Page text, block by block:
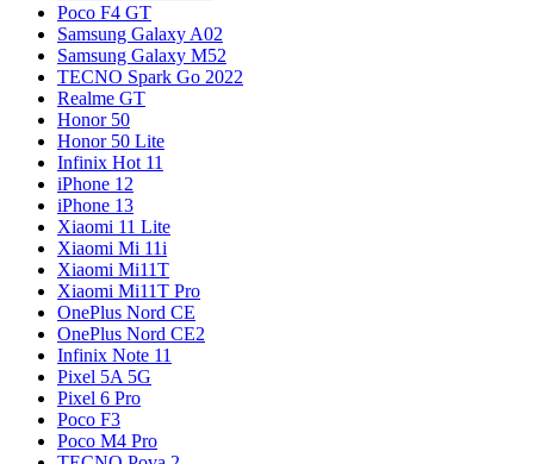
Poco F4 GT
Samsung Galaxy A02
Samsung Galaxy M52
TECNO Spark Go 2022
Realme GT
Honor 50
Honor 50 Lite
Infinix Hot 11
iPhone 12
iPhone 13
Xiaomi 11 Lite
Xiaomi Mi 11i
Xiaomi Mi11T
Xiaomi Mi11T Pro
OnePlus Nord CE
OnePlus Nord CE2
Infinix Note 11
Pixel 5A 5G
Pixel 6 Pro
Poco F3
Poco M4 Pro